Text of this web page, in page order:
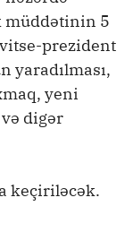
müddətinin 5
prezident
yaradılması,
yeni
digər
keçiriləcək.